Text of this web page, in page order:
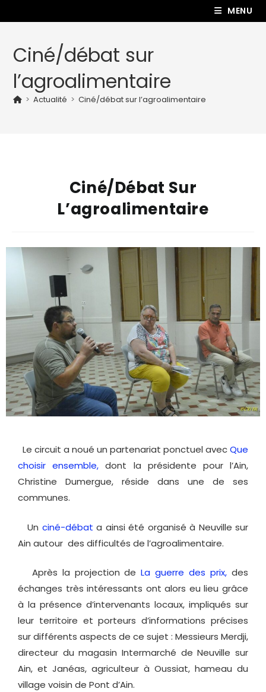
MENU
Ciné/débat sur
l’agroalimentaire
> Actualité > Ciné/débat sur l’agroalimentaire
Ciné/débat Sur
L’agroalimentaire
Le circuit a noué un partenariat ponctuel avecQue
choisir ensemble, dont la présidente pour l’Ain,
Christine Dumergue, réside dans une de ses
communes.
Un ciné-débat a ainsi été organisé à Neuville sur
Ain autour des difficultés de l’agroalimentaire.
Après la projection deLa guerre des prix, des
échanges très intéressants ont alors eu lieu grâce
à la présence d’intervenants locaux, impliqués sur
leur territoire et porteurs d’informations précises
sur différents aspects de ce sujet : Messieurs Merdji,
directeur du magasin Intermarché de Neuville sur
Ain, et Janéas, agriculteur à Oussiat, hameau du
village voisin de Pont d’Ain.